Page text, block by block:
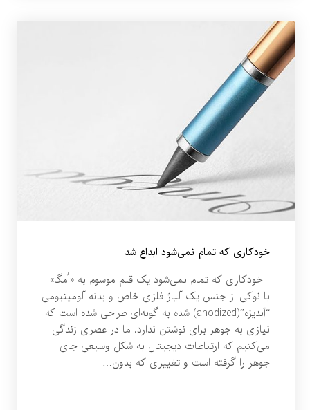
خودکاری که تمام نمی‌شود ابداع شد
خودکاری که تمام نمی‌شود یک قلم موسوم به «اُمگا»
با نوکی از جنس یک آلیاژ فلزی خاص و بدنه آلومینیومی
“آندیزه”(anodized) شده به گونه‌ای طراحی شده است که
نیازی به جوهر برای نوشتن ندارد. ما در عصری زندگی
می‌کنیم که ارتباطات دیجیتال به شکل وسیعی جای
جوهر را گرفته است و تغییری که بدون…